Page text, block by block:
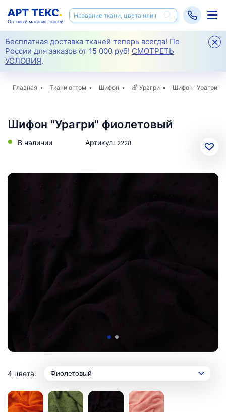
Бесплатная доставка тканей теперь всегда! По
России для заказов от 15 000 руб! СМОТРЕТЬ
УСЛОВИЯ.
Оптовый магазин тканей
Главная Ткани оптом Шифон 🌈 Урагри Шифон "Урагри"
Шифон "Урагри" фиолетовый
В наличии Артикул: 2228
4 цвета: Фиолетовый